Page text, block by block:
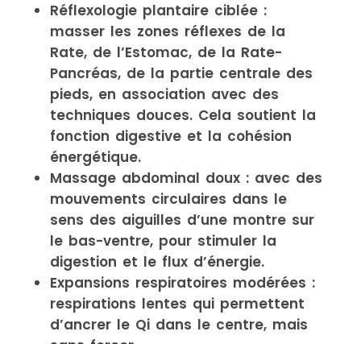
Réflexologie plantaire ciblée :
masser les zones réflexes de la
Rate, de l’Estomac, de la Rate-
Pancréas, de la partie centrale des
pieds, en association avec des
techniques douces. Cela soutient la
fonction digestive et la cohésion
énergétique.
Massage abdominal doux : avec des
mouvements circulaires dans le
sens des aiguilles d’une montre sur
le bas-ventre, pour stimuler la
digestion et le flux d’énergie.
Expansions respiratoires modérées :
respirations lentes qui permettent
d’ancrer le Qi dans le centre, mais